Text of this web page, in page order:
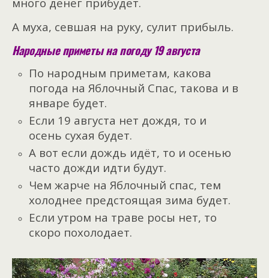
А муха, севшая на руку, сулит прибыль.
Народные приметы на погоду 19 августа
По народным приметам, какова
погода на Яблочный Спас, такова и в
январе будет.
Если 19 августа нет дождя, то и
осень сухая будет.
А вот если дождь идёт, то и осенью
часто дожди идти будут.
Чем жарче на Яблочный спас, тем
холоднее предстоящая зима будет.
Если утром на траве росы нет, то
скоро похолодает.